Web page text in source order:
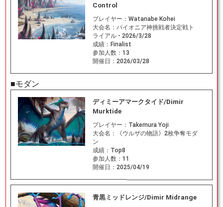
Control
プレイヤー： Watanabe Kohei
大会名： パイオニア神挑戦者決定戦ト
ライアル - 2026/3/28
成績： Finalist
参加人数： 13
開催日： 2026/03/28
■モダン
ディミーアマークタイド/Dimir
Murktide
プレイヤー： Takemura Yoji
大会名：
《ウルザの物語》2枚争奪モダ
ン
成績： Top8
参加人数： 11
開催日： 2025/04/19
青黒ミッドレンジ/Dimir Midrange